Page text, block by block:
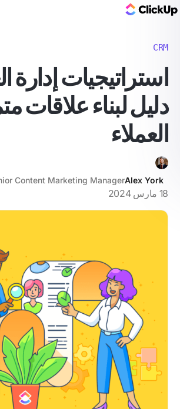
CRM
استراتيجيات إدارة
دليل لبناء علاقات
العملاء
Alex York
Content Marketing Manager
18 مارس 2024